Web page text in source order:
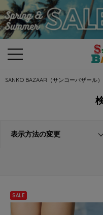
SANKO BAZAAR（サンコーバザール
表示方法の変更
SALE